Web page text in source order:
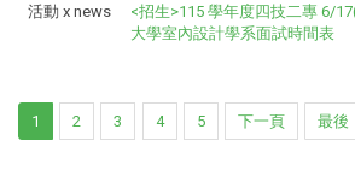
活動 x news
<招生>115 學年度四技二專 6/
大學室內設計學系面試時間表
1 2 3 4 5 下一頁 最後